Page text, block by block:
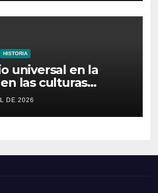
HISTORIA
universal en la
las culturas
DE 2026